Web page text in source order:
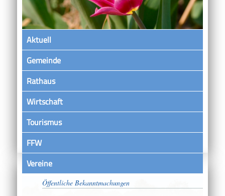
Aktuell
Gemeinde
Rathaus
Wirtschaft
Tourismus
FFW
VereineSatzungen
Öffentliche Bekanntmachungen